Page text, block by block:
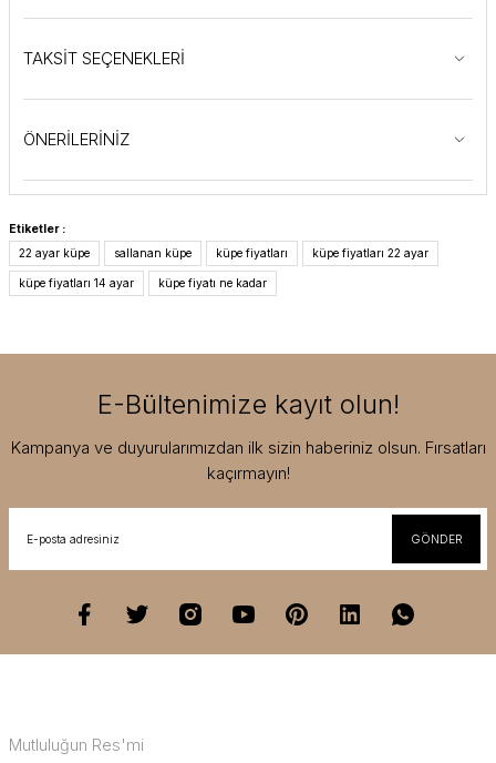
TAKSİT SEÇENEKLERİ
ÖNERİLERİNİZ
Etiketler :
22 ayar küpe
sallanan küpe küpe fiyatları küpe fiyatları 22 ayar
küpe fiyatları 14 ayar küpe fiyatı ne kadar
E-Bültenimize kayıt olun!
Kampanya ve duyurularımızdan ilk sizin haberiniz olsun. Fırsatları
kaçırmayın!
GÖNDER
Mutluluğun Res'mi